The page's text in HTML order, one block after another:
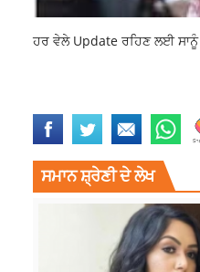
ਹਰ ਵੇਲੇ Update ਰਹਿਣ ਲਈ ਸਾਨੂੰ
ਸਮਾਨ ਸ਼੍ਰੇਣੀ ਦੇ ਲੇਖ